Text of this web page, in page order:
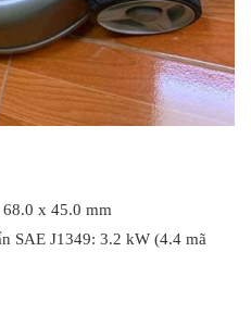
x 45.0 mm
SAE J1349: 3.2 kW (4.4 mã